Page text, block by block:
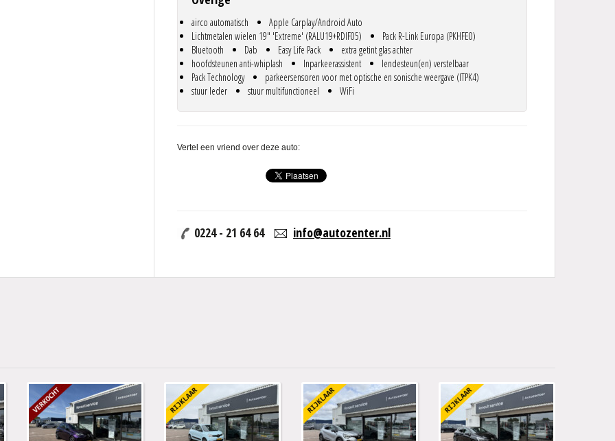
bekijken, uiteraard willen we
airco automatisch
Apple Carplay/Android Auto
Lichtmetalen wielen 19" 'Extreme' (RALU19+RDIF05)
Pack R-Link Europa (PKHFE0)
Bluetooth
Dab Easy Life Pack
extra getint glas achter
hoofdsteunen anti-whiplash
Inparkeerassistent
lendesteun(en) verstelbaar
Pack Technology
parkeersensoren voor met optische en sonische weergave (ITPK4)
stuur leder
stuur multifunctioneel WiFi
Vertel een vriend over deze auto:
0224 - 21 64 64 info@autozenter.nl